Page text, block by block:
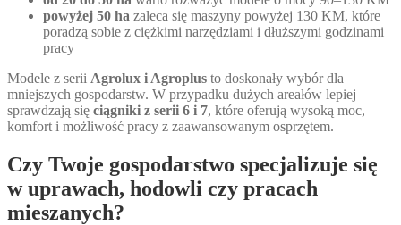
powyżej 50 ha zaleca się maszyny powyżej 130 KM, które
poradzą sobie z ciężkimi narzędziami i dłuższymi godzinami
pracy
Modele z serii Agrolux i Agroplus to doskonały wybór dla
mniejszych gospodarstw. W przypadku dużych areałów lepiej
sprawdzają się ciągniki z serii 6 i 7, które oferują wysoką moc,
komfort i możliwość pracy z zaawansowanym osprzętem.
Czy Twoje gospodarstwo specjalizuje się
w uprawach, hodowli czy pracach
mieszanych?